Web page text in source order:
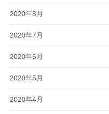
2020年8月
2020年7月
2020年6月
2020年5月
2020年4月